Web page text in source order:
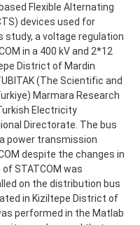
Flexible Alternating
devices used for
study, a voltage regulation
in a 400 kV and 2*12
District of Mardin
(The Scientific and
Marmara Research
Electricity
Directorate. The bus
power transmission
despite the changes in
STATCOM was
on the distribution bus
in Kiziltepe District of
performed in the Matlab